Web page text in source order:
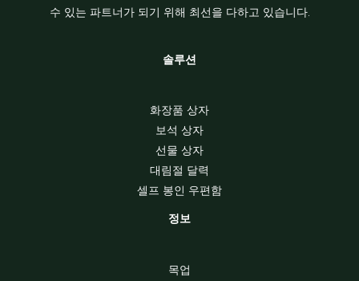
수 있는 파트너가 되기 위해 최선을 다하고 있습니다.
솔루션
화장품 상자
보석 상자
선물 상자
대림절 달력
셀프 봉인 우편함
정보
목업